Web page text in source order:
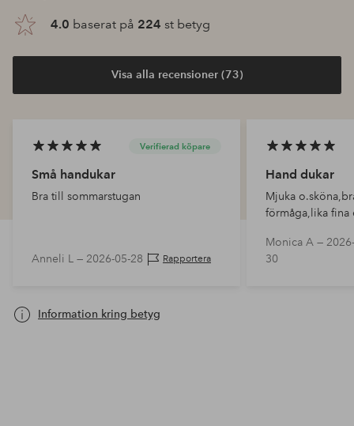
4.0 baserat på 224 st betyg
Visa alla recensioner (73)
Verifierad köpare
Små handukar
Bra till sommarstugan
Anneli L — 2026-05-28 Rapportera
Hand dukar
Mjuka
förmåga,lika fina
Monica A —
30
Information kring betyg